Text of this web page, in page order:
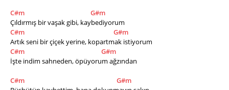
C#m
G#m
Çıldırmış bir vaşak gibi, kaybediyorum
C#m
G#m
Artık seni bir çiçek yerine, kopartmak istiyorum
C#m
G#m
İşte indim sahneden, öpüyorum ağzından
C#m
G#m